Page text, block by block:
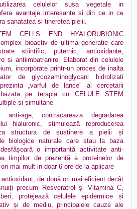
celulelor susa vegetale in
avantaje interesante si din ce in ce
sanatatea si tineretea pielii.
CELLS END HYALORUBIONIC
bioactiv de ultima generatie care
stiintific, puternic, antioxidante,
si antiimbatranire. Elaborat din celulele
incorporate printr-un proces de inalta
de glycozaminoglycani hidrolizati
„varful de lance” al cercetarii
pe terapia cu CELULE STEM
si simultane
age, contracareaza degradarea
hialuronic, stimulează reproducerea
structura de sustinere a pielii și
biologice naturale care stau la baza
o importantă activitate anti-
timpilor de prezență a proteinelor de
mai mult in doar 6 ore de la aplicare
de două ori mai eficient decât
precum Resveratrol și Vitamina C,
protejează celulele epidermice și
și de mediu, principalele cauze ale